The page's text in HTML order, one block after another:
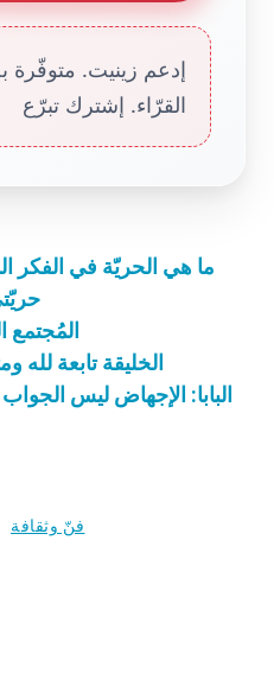
إدعم زينيت. متوفّرة
القرّاء. إشترك تبرّع
ما هي الحريّة في
الخليقة تابعة
البابا: الإجهاض ليس
فنّ وثقافة